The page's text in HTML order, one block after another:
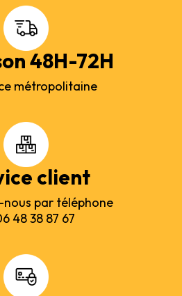
48H-72H
métropolitaine
client
par téléphone
48 38 87 67